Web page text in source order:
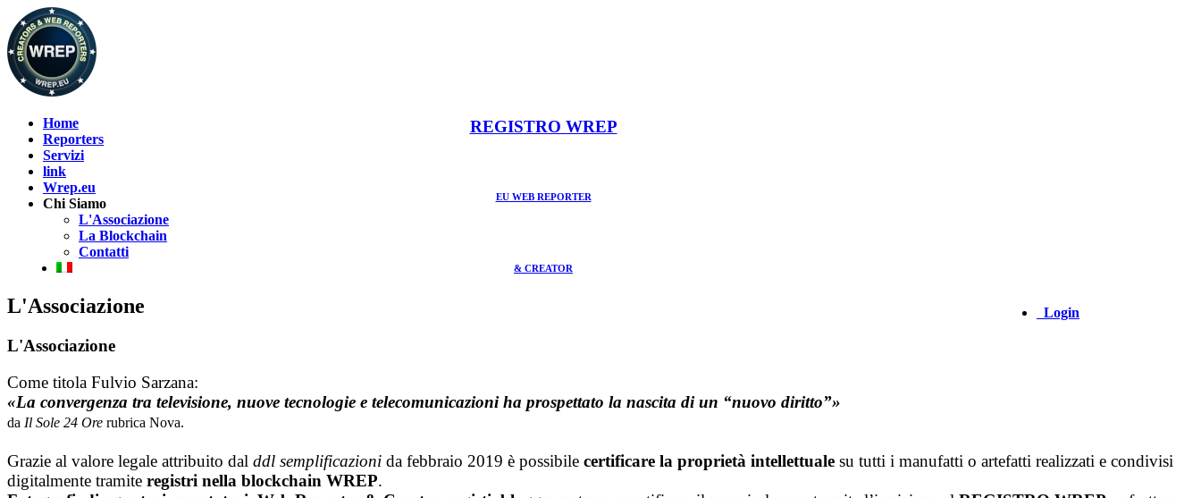
REGISTRO WREP
EU WEB REPORTER
& CREATOR
Home
Reporters
Servizi
link
Wrep.eu
Chi Siamo
L'Associazione
La Blockchain
Contatti
Login
L'Associazione
L'Associazione
Come titola Fulvio Sarzana:
«La convergenza tra televisione, nuove tecnologie e telecomunicazioni ha prospettato la nascita di un “nuovo diritto”»
da Il Sole 24 Ore rubrica Nova.
Grazie al valore legale attribuito dal ddl semplificazioni da febbraio 2019 è possibile certificare la proprietà intellettuale su tutti i manufatti o artefatti realizzati e condivisi
digitalmente tramite registri nella blockchain WREP.